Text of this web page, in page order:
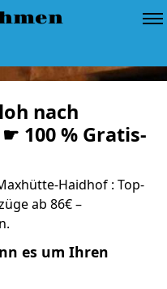
nach
100 % Gratis-
Haidhof : Top-
ab 86€ –
es um Ihren